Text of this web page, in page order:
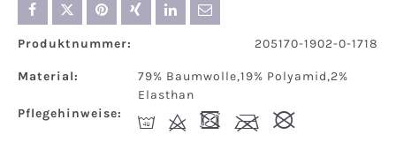
Produktnummer: 205170-1902-0-1718
Material:
79% Baumwolle,19% Polyamid,2%
Elasthan
Pflegehinweise:
I d - l #